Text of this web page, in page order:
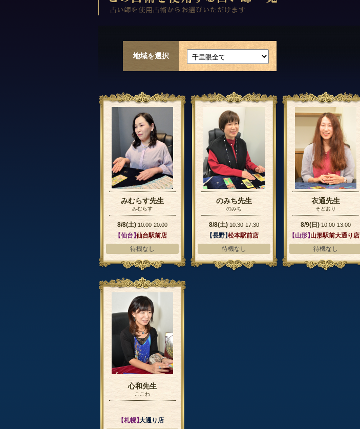
地域を選択
みむらす先生
みむらす
8/8(土) 10:00-20:00
【仙台】仙台駅前店
待機なし
のみち先生
のみち
8/8(土) 10:30-17:30
【長野】松本駅前店
待機なし
衣通先生
そどおり
8/9(日) 10:00-13:00
【山形】山形駅前大通り店
待機なし
心和先生
ここわ
【札幌】大通り店